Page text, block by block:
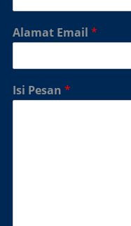
Alamat Email *
Isi Pesan *